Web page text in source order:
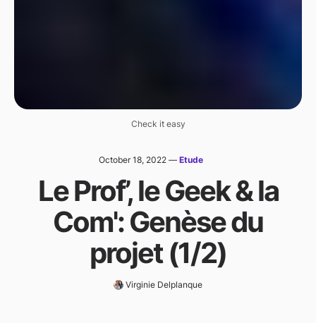
Check it easy
October 18, 2022 — Etude
Le Prof’, le Geek & la
Com': Genèse du
projet (1/2)
Virginie Delplanque